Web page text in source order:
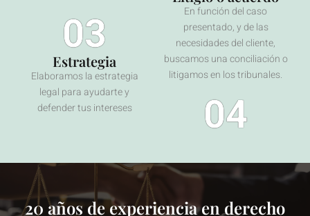
03
Estrategia
Elaboramos la estrategia
legal para ayudarte y
defender tus intereses
En función del caso
presentado, y de las
necesidades del cliente,
buscamos una conciliación o
litigamos en los tribunales.
04
20 años de experiencia en derecho